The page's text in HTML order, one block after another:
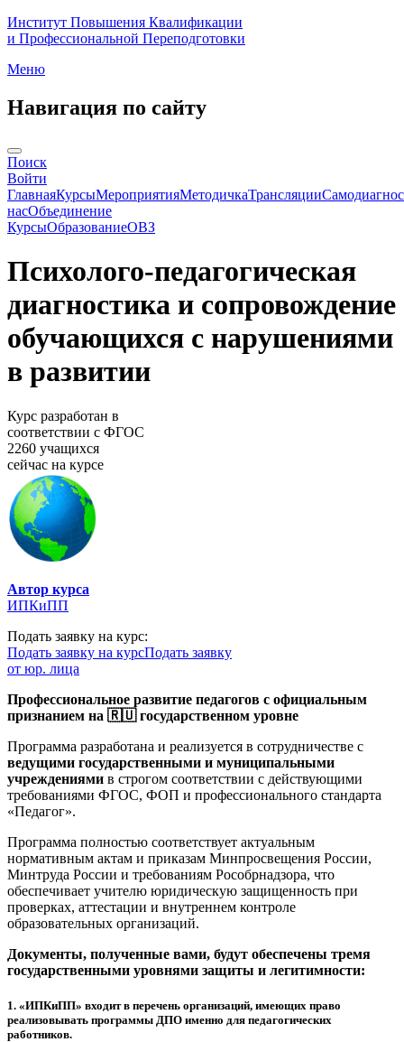
Институт Повышения Квалификации
и Профессиональной Переподготовки
Меню
Навигация по сайту
Поиск
Войти
ГлавнаяКурсыМероприятияМетодичкаТрансляции
насОбъединение
КурсыОбразованиеОВЗ
Психолого-педагогическая
диагностика и сопровождение
обучающихся с нарушениями
в развитии
Курс разработан в
соответствии с ФГОС
2260 учащихся
сейчас на курсе
Автор курса
ИПКиПП
Подать заявку на курс:
Подать заявку на курсПодать заявку
от юр. лица
Профессиональное развитие педагогов с официальным
признанием на 🇷🇺 государственном уровне
Программа разработана и реализуется в сотрудничестве с
ведущими государственными и муниципальными
учреждениями в строгом соответствии с действующими
требованиями ФГОС, ФОП и профессионального стандарта
«Педагог».
Программа полностью соответствует актуальным
нормативным актам и приказам Минпросвещения России,
Минтруда России и требованиям Рособрнадзора, что
обеспечивает учителю юридическую защищенность при
проверках, аттестации и внутреннем контроле
образовательных организаций.
Документы, полученные вами, будут обеспечены тремя
государственными уровнями защиты и легитимности:
1. «ИПКиПП» входит в перечень организаций, имеющих право
реализовывать программы ДПО именно для педагогических
работников.